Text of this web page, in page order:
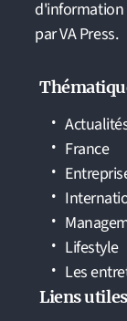
d'information
par VA Press.
France
Lifestyle
Les
Liens utiles